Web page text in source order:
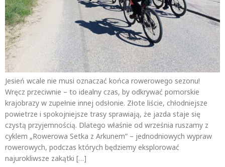
Jesień wcale nie musi oznaczać końca rowerowego sezonu!
Wręcz przeciwnie – to idealny czas, by odkrywać pomorskie
krajobrazy w zupełnie innej odsłonie. Złote liście, chłodniejsze
powietrze i spokojniejsze trasy sprawiają, że jazda staje się
czystą przyjemnością. Dlatego właśnie od września ruszamy z
cyklem „Rowerowa Setka z Arkunem” – jednodniowych wypraw
rowerowych, podczas których będziemy eksplorować
najurokliwsze zakątki […]